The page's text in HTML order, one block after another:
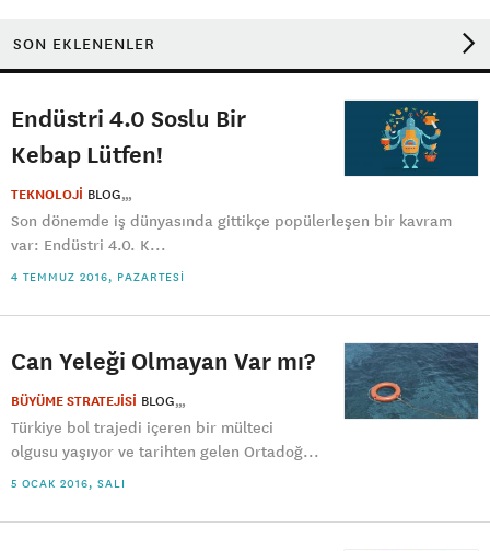
SON EKLENENLER
Endüstri 4.0 Soslu Bir
Kebap Lütfen!
TEKNOLOJİ BLOG
Son dönemde iş dünyasında gittikçe popülerleşen bir kavram
var: Endüstri 4.0. K...
4 TEMMUZ 2016, PAZARTESI
Can Yeleği Olmayan Var mı?
BÜYÜME STRATEJİSİ BLOG
Türkiye bol trajedi içeren bir mülteci
olgusu yaşıyor ve tarihten gelen Ortadoğ...
5 OCAK 2016, SALI